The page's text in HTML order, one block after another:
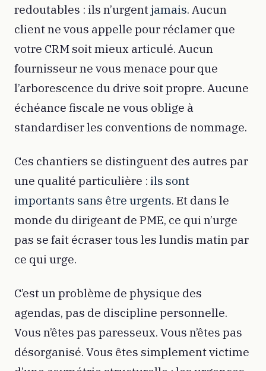
redoutables : ils n’urgentjamais. Aucun
client ne vous appelle pour réclamer que
votre CRM soit mieux articulé. Aucun
fournisseur ne vous menace pour que
l’arborescence du drive soit propre. Aucune
échéance fiscale ne vous oblige à
standardiser les conventions de nommage.
Ces chantiers se distinguent des autres par
une qualité particulière : ils sont
importants sans être urgents. Et dans le
monde du dirigeant de PME, ce qui n’urge
pas se fait écraser tous les lundis matin par
ce qui urge.
C’est un problème de physique des
agendas, pas de discipline personnelle.
Vous n’êtes pas paresseux. Vous n’êtes pas
désorganisé. Vous êtes simplement victime